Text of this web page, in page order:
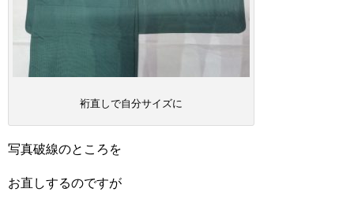
裄直しで自分サイズに
写真破線のところを
お直しするのですが